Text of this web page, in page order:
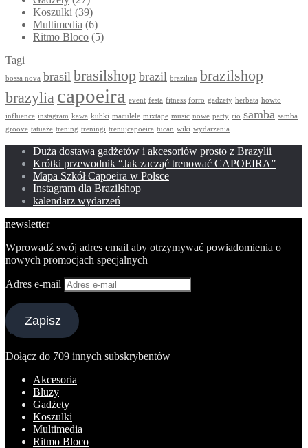
Koszulki (39)
Multimedia (6)
Ritmo Bloco (5)
Tagi
bossa nova brasil brasilshop brazil brazilian brazilshop
brazylia capoeira event festa fitness forro gadżety herbata howto
influence instagram kawa kubki maculele mixtape music nowe party rio samba samba
groove tatuaże trening treningi trenujcapoeira tucan wiki wydarzenia
Duża dostawa gadżetów i akcesoriów prosto z Brazylii
Krótki przewodnik “Jak zacząć trenować CAPOEIRA”
Mapa Szkół Capoeira w Polsce
Instagram dla Brazilshop
kalendarz wydarzeń
newsletter
Wprowadź swój adres email aby otrzymywać powiadomienia o
nowych promocjach specjalnych
Adres e-mail
Zapisz
Dołącz do 709 innych subskrybentów
Akcesoria
Bluzy
Gadżety
Koszulki
Multimedia
Ritmo Bloco